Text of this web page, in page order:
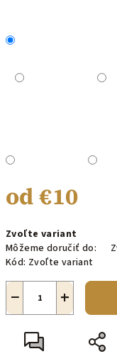
od€10
cena:
Zvoľte variant
Môžeme doručiť do:
Kód: Zvoľte variant
+
−